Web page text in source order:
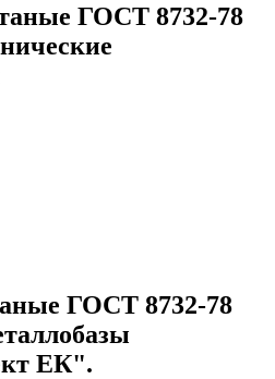
ГОСТ 8732-78
ГОСТ 8732-78
ЕК".